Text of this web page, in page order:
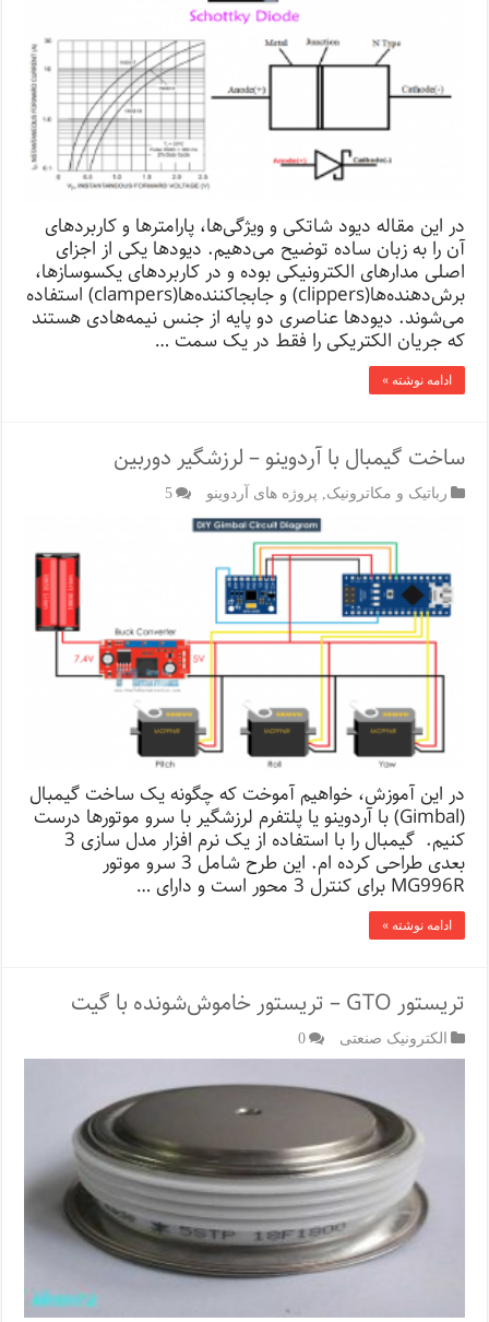
در این مقاله دیود شاتکی و ویژگی‌ها، پارامترها و کاربردهای
آن را به زبان ساده توضیح می‌دهیم. دیودها یکی از اجزای
اصلی مدارهای الکترونیکی بوده و در کاربردهای یکسوسازها،
برش‌دهنده‌ها(clippers) و جابجاکننده‌ها(clampers) استفاده
می‌شوند. دیودها عناصری دو پایه از جنس نیمه‌هادی هستند
که جریان الکتریکی را فقط در یک سمت …
ادامه نوشته »
ساخت گیمبال با آردوینو – لرزشگیر دوربین
رباتیک و مکاترونیک پروژه های آردوینو 5
در این آموزش، خواهیم آموخت که چگونه یک ساخت گیمبال
(Gimbal) با آردوینو یا پلتفرم لرزشگیر با سرو موتورها درست
کنیم. گیمبال را با استفاده از یک نرم افزار مدل سازی 3
بعدی طراحی کرده ام. این طرح شامل 3 سرو موتور
MG996R برای کنترل 3 محور است و دارای …
ادامه نوشته »
تریستور GTO – تریستور خاموش‌شونده با گیت
الکترونیک صنعتی 0